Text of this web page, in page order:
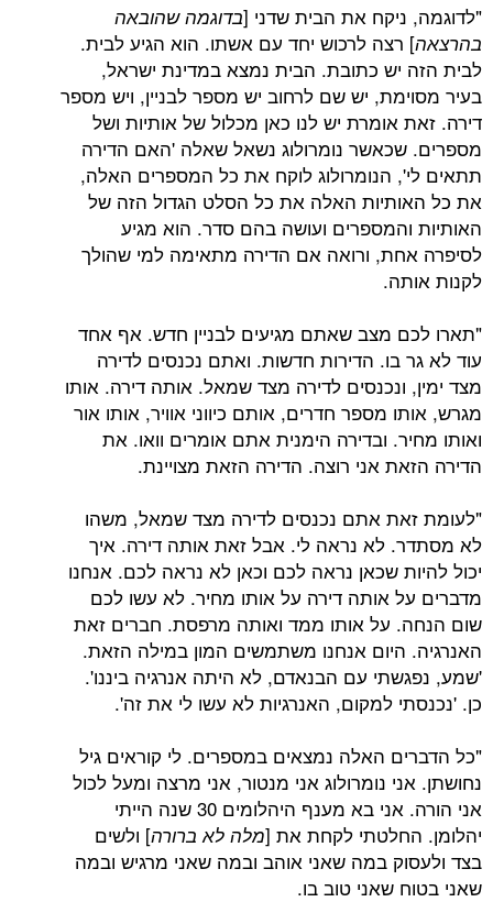
"לדוגמה, ניקח את הבית שדני [בדוגמה שהובאה
בהרצאה] רצה לרכוש יחד עם אשתו. הוא הגיע לבית.
לבית הזה יש כתובת. הבית נמצא במדינת ישראל,
בעיר מסוימת, יש שם לרחוב יש מספר לבניין, ויש מספר
דירה. זאת אומרת יש לנו כאן מכלול של אותיות ושל
מספרים. שכאשר נומרולוג נשאל שאלה 'האם הדירה
תתאים לי', הנומרולוג לוקח את כל המספרים האלה,
את כל האותיות האלה את כל הסלט הגדול הזה של
האותיות והמספרים ועושה בהם סדר. הוא מגיע
לסיפרה אחת, ורואה אם הדירה מתאימה למי שהולך
לקנות אותה.
"תארו לכם מצב שאתם מגיעים לבניין חדש. אף אחד
עוד לא גר בו. הדירות חדשות. ואתם נכנסים לדירה
מצד ימין, ונכנסים לדירה מצד שמאל. אותה דירה. אותו
מגרש, אותו מספר חדרים, אותם כיווני אוויר, אותו אור
ואותו מחיר. ובדירה הימנית אתם אומרים וואו. את
הדירה הזאת אני רוצה. הדירה הזאת מצויינת.
"לעומת זאת אתם נכנסים לדירה מצד שמאל, משהו
לא מסתדר. לא נראה לי. אבל זאת אותה דירה. איך
יכול להיות שכאן נראה לכם וכאן לא נראה לכם. אנחנו
מדברים על אותה דירה על אותו מחיר. לא עשו לכם
שום הנחה. על אותו ממד ואותה מרפסת. חברים זאת
האנרגיה. היום אנחנו משתמשים המון במילה הזאת.
'שמע, נפגשתי עם הבנאדם, לא היתה אנרגיה ביננו'.
כן. 'נכנסתי למקום, האנרגיות לא עשו לי את זה'.
"כל הדברים האלה נמצאים במספרים. לי קוראים גיל
נחושתן. אני נומרולוג אני מנטור, אני מרצה ומעל לכול
אני הורה. אני בא מענף היהלומים 30 שנה הייתי
יהלומן. החלטתי לקחת את [מלה לא ברורה] ולשים
בצד ולעסוק במה שאני אוהב ובמה שאני מרגיש ובמה
שאני בטוח שאני טוב בו.